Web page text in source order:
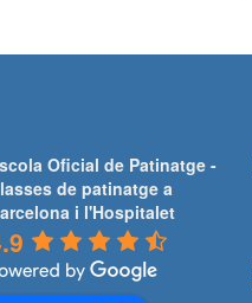
Oficial de Patinatge -
de patinatge a
i l'Hospitalet